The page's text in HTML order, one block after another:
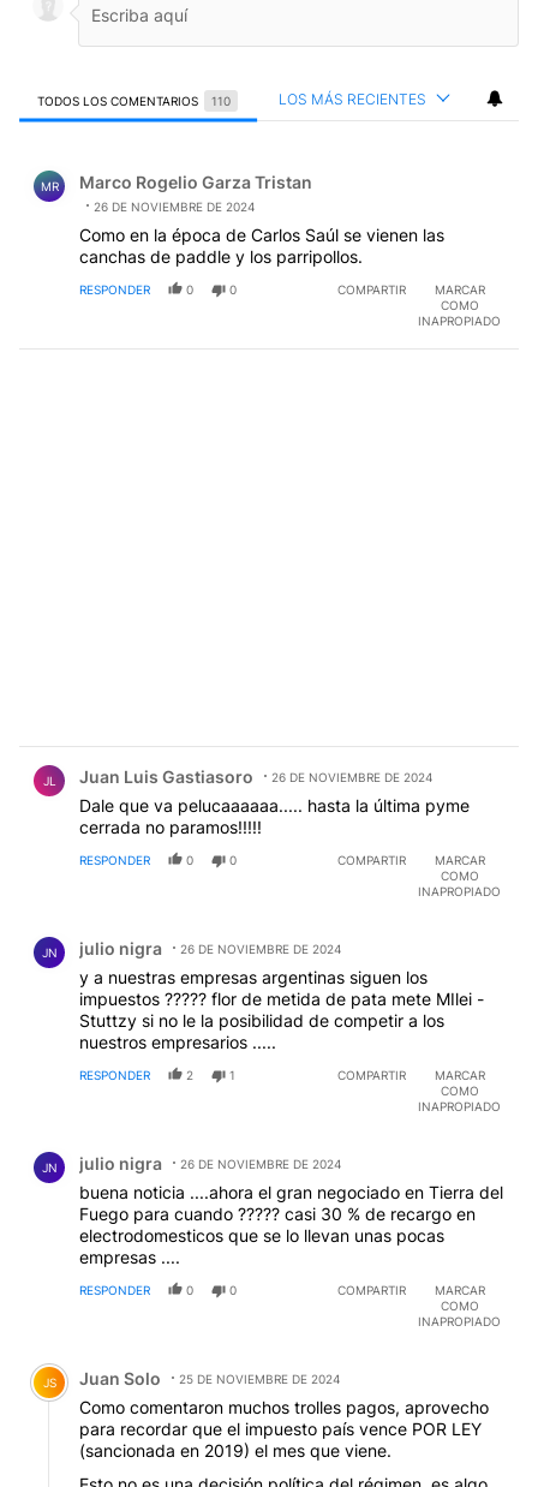
TODOS LOS COMENTARIOS 110 LOS MÁS RECIENTES
MR Marco Rogelio Garza Tristan
26 DE NOVIEMBRE DE 2024
Como en la época de Carlos Saúl se vienen las
canchas de paddle y los parripollos.
RESPONDER 0 0 COMPARTIR
MARCAR
COMO
INAPROPIADO
JL Juan Luis Gastiasoro 26 DE NOVIEMBRE DE 2024
Dale que va pelucaaaaaa..... hasta la última pyme
cerrada no paramos!!!!!
RESPONDER 0 0 COMPARTIR
MARCAR
COMO
INAPROPIADO
JN julio nigra 26 DE NOVIEMBRE DE 2024
y a nuestras empresas argentinas siguen los
impuestos ????? flor de metida de pata mete MIlei -
Stuttzy si no le la posibilidad de competir a los
nuestros empresarios .....
RESPONDER 2 1 COMPARTIR
MARCAR
COMO
INAPROPIADO
JN julio nigra 26 DE NOVIEMBRE DE 2024
buena noticia ....ahora el gran negociado en Tierra del
Fuego para cuando ????? casi 30 % de recargo en
electrodomesticos que se lo llevan unas pocas
empresas ....
RESPONDER 0 0 COMPARTIR
MARCAR
COMO
INAPROPIADO
Comentario de Juan Solo.
JS Juan Solo 25 DE NOVIEMBRE DE 2024
Como comentaron muchos trolles pagos, aprovecho
para recordar que el impuesto país vence POR LEY
(sancionada en 2019) el mes que viene.